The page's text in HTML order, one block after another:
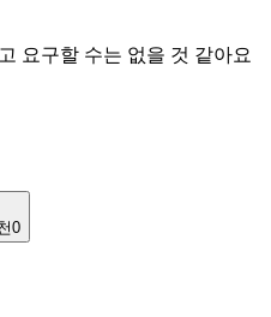
요구할 수는 없을 것 같아요
0